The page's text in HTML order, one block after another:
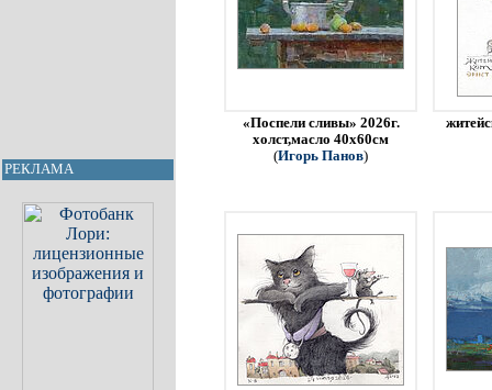
РЕКЛАМА
«Поспели сливы» 2026г.
холст,масло 40х60см
(Игорь Панов)